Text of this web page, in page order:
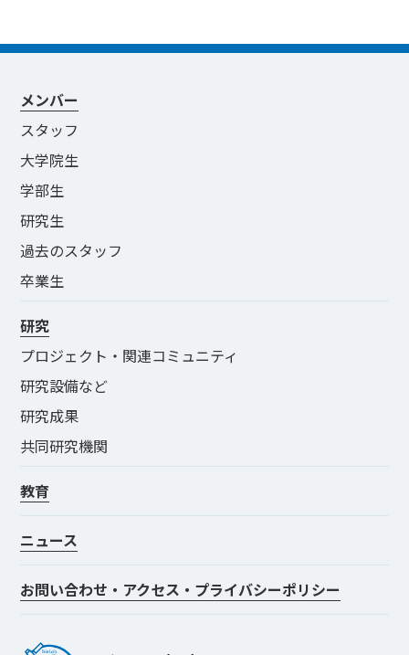
メンバー
スタッフ
大学院生
学部生
研究生
過去のスタッフ
卒業生
研究
プロジェクト・関連コミュニティ
研究設備など
研究成果
共同研究機関
教育
ニュース
お問い合わせ・アクセス・プライバシーポリシー